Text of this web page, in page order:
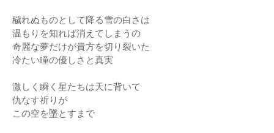
穢れぬものとして降る雪の白さは
温もりを知れば消えてしまうの
奇麗な夢だけが貴方を切り裂いた
冷たい瞳の優しさと真実
激しく瞬く星たちは天に背いて
仇なす祈りが
この空を墜とすまで